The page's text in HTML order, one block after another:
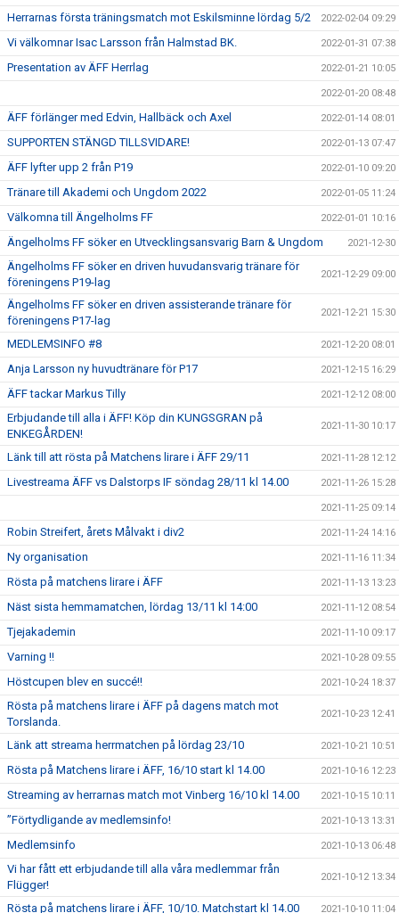
Herrarnas första träningsmatch mot Eskilsminne lördag 5/2 2022-02-04 09:29
Vi välkomnar Isac Larsson från Halmstad BK. 2022-01-31 07:38
Presentation av ÄFF Herrlag 2022-01-21 10:05
2022-01-20 08:48
ÄFF förlänger med Edvin, Hallbäck och Axel 2022-01-14 08:01
SUPPORTEN STÄNGD TILLSVIDARE! 2022-01-13 07:47
ÄFF lyfter upp 2 från P19 2022-01-10 09:20
Tränare till Akademi och Ungdom 2022 2022-01-05 11:24
Välkomna till Ängelholms FF 2022-01-01 10:16
Ängelholms FF söker en Utvecklingsansvarig Barn & Ungdom 2021-12-30
Ängelholms FF söker en driven huvudansvarig tränare för
föreningens P19-lag
2021-12-29 09:00
Ängelholms FF söker en driven assisterande tränare för
föreningens P17-lag
2021-12-21 15:30
MEDLEMSINFO #8 2021-12-20 08:01
Anja Larsson ny huvudtränare för P17 2021-12-15 16:29
ÄFF tackar Markus Tilly 2021-12-12 08:00
Erbjudande till alla i ÄFF! Köp din KUNGSGRAN på
ENKEGÅRDEN!
2021-11-30 10:17
Länk till att rösta på Matchens lirare i ÄFF 29/11 2021-11-28 12:12
Livestreama ÄFF vs Dalstorps IF söndag 28/11 kl 14.00 2021-11-26 15:28
2021-11-25 09:14
Robin Streifert, årets Målvakt i div2 2021-11-24 14:16
Ny organisation 2021-11-16 11:34
Rösta på matchens lirare i ÄFF 2021-11-13 13:23
Näst sista hemmamatchen, lördag 13/11 kl 14:00 2021-11-12 08:54
Tjejakademin 2021-11-10 09:17
Varning !! 2021-10-28 09:55
Höstcupen blev en succé!! 2021-10-24 18:37
Rösta på matchens lirare i ÄFF på dagens match mot
Torslanda.
2021-10-23 12:41
Länk att streama herrmatchen på lördag 23/10 2021-10-21 10:51
Rösta på Matchens lirare i ÄFF, 16/10 start kl 14.00 2021-10-16 12:23
Streaming av herrarnas match mot Vinberg 16/10 kl 14.00 2021-10-15 10:11
”Förtydligande av medlemsinfo! 2021-10-13 13:31
Medlemsinfo 2021-10-13 06:48
Vi har fått ett erbjudande till alla våra medlemmar från
Flügger!
2021-10-12 13:34
Rösta på matchens lirare i ÄFF, 10/10. Matchstart kl 14.00 2021-10-10 11:04